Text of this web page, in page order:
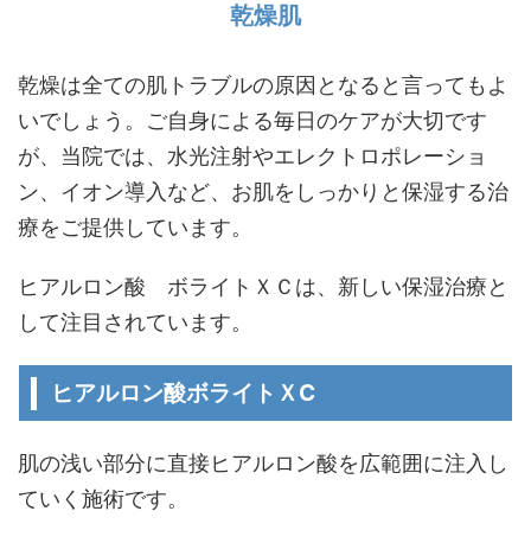
乾燥肌
乾燥は全ての肌トラブルの原因となると言ってもよ
いでしょう。ご自身による毎日のケアが大切です
が、当院では、水光注射やエレクトロポレーショ
ン、イオン導入など、お肌をしっかりと保湿する治
療をご提供しています。
ヒアルロン酸 ボライトＸＣは、新しい保湿治療と
して注目されています。
ヒアルロン酸ボライトＸC
肌の浅い部分に直接ヒアルロン酸を広範囲に注入し
ていく施術です。